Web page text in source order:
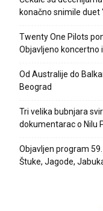
konačno snimile duet
Twenty One Pilots
Objavljeno koncertno
Od Australije do
Beograd
Tri velika bubnjara
dokumentarac o Nilu
Objavljen program
Štuke, Jagode,